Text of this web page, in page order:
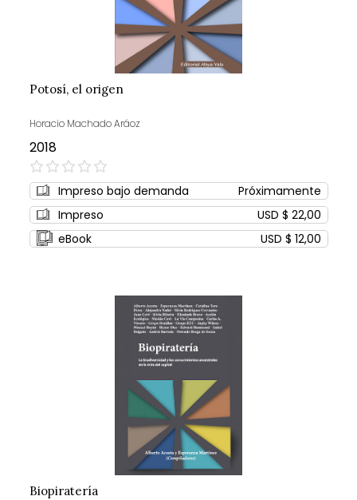
Potosí, el origen
Horacio Machado Aráoz
2018
0%
Impreso bajo demanda
Próximamente
Impreso
USD $ 22,00
eBook
USD $ 12,00
Biopiratería